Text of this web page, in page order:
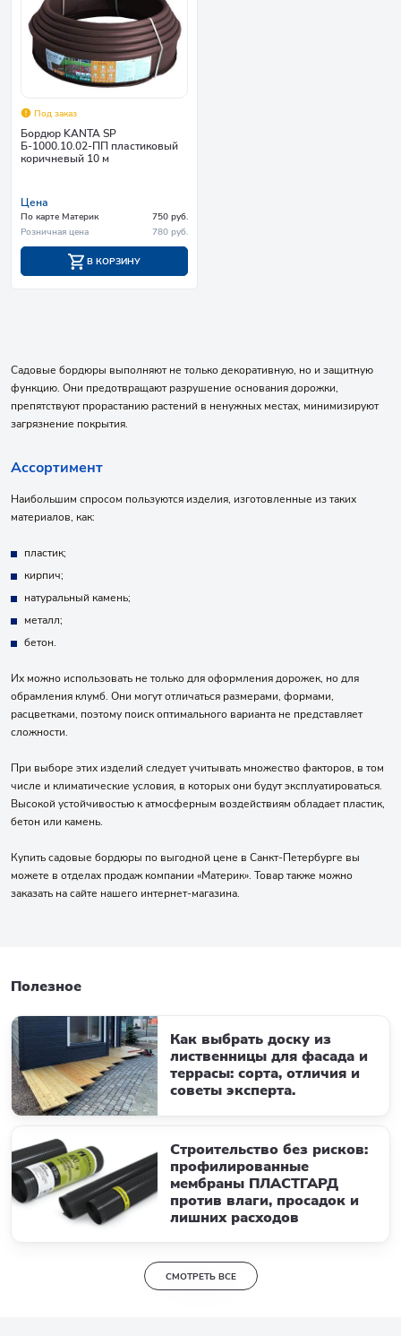
Под заказ
Бордюр KANTA SP
Б-1000.10.02-ПП пластиковый
коричневый 10 м
Цена
По карте Материк
750 руб.
Розничная цена
780 руб.
В КОРЗИНУ
Садовые бордюры выполняют не только декоративную, но и защитную
функцию. Они предотвращают разрушение основания дорожки,
препятствуют прорастанию растений в ненужных местах, минимизируют
загрязнение покрытия.
Ассортимент
Наибольшим спросом пользуются изделия, изготовленные из таких
материалов, как:
пластик;
кирпич;
натуральный камень;
металл;
бетон.
Их можно использовать не только для оформления дорожек, но для
обрамления клумб. Они могут отличаться размерами, формами,
расцветками, поэтому поиск оптимального варианта не представляет
сложности.
При выборе этих изделий следует учитывать множество факторов, в том
числе и климатические условия, в которых они будут эксплуатироваться.
Высокой устойчивостью к атмосферным воздействиям обладает пластик,
бетон или камень.
Купить садовые бордюры по выгодной цене в Санкт-Петербурге вы
можете в отделах продаж компании «Материк». Товар также можно
заказать на сайте нашего интернет-магазина.
Полезное
Как выбрать доску из
лиственницы для фасада и
террасы: сорта, отличия и
советы эксперта.
Строительство без рисков:
профилированные
мембраны ПЛАСТГАРД
против влаги, просадок и
лишних расходов
СМОТРЕТЬ ВСЕ